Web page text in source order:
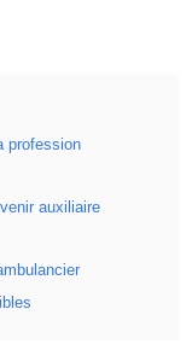
profession
auxiliaire